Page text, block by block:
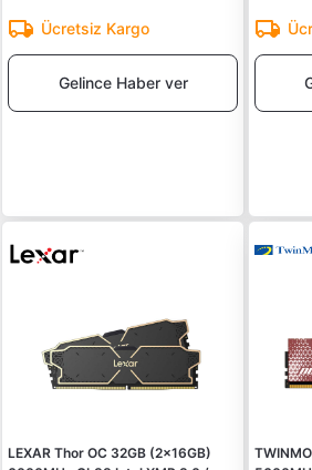
Ücretsiz Kargo
Gelince Haber ver
LEXAR Thor OC 32GB (2x16GB)